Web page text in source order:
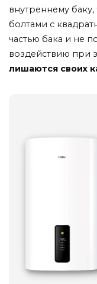
внутреннему баку,
болтами с
частью бака и не
воздействию при
лишаются своих